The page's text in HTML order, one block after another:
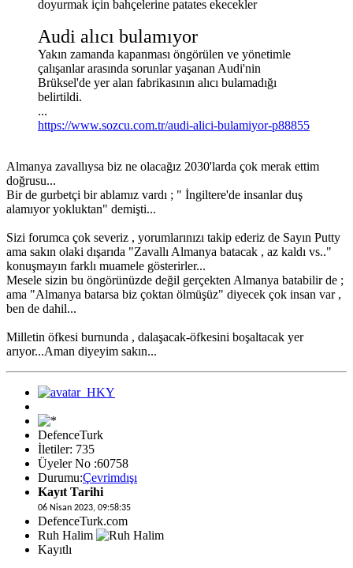
doyurmak için bahçelerine patates ekecekler
Audi alıcı bulamıyor
Yakın zamanda kapanması öngörülen ve yönetimle
çalışanlar arasında sorunlar yaşanan Audi'nin
Brüksel'de yer alan fabrikasının alıcı bulamadığı
belirtildi.
...
https://www.sozcu.com.tr/audi-alici-bulamiyor-p88855
Almanya zavallıysa biz ne olacağız 2030'larda çok merak ettim
doğrusu...
Bir de gurbetçi bir ablamız vardı ; " İngiltere'de insanlar duş
alamıyor yokluktan" demişti...
Sizi forumca çok severiz , yorumlarınızı takip ederiz de Sayın Putty
ama sakın olaki dışarıda "Zavallı Almanya batacak , az kaldı vs.."
konuşmayın farklı muamele gösterirler...
Mesele sizin bu öngörünüzde değil gerçekten Almanya batabilir de ;
ama "Almanya batarsa biz çoktan ölmüşüz" diyecek çok insan var ,
ben de dahil...
Milletin öfkesi burnunda , dalaşacak-öfkesini boşaltacak yer
arıyor...Aman diyeyim sakın...
DefenceTurk
İletiler: 735
Üyeler No :60758
Durumu:Çevrimdışı
Kayıt Tarihi
06 Nisan 2023, 09:58:35
DefenceTurk.com
Ruh Halim
Kayıtlı